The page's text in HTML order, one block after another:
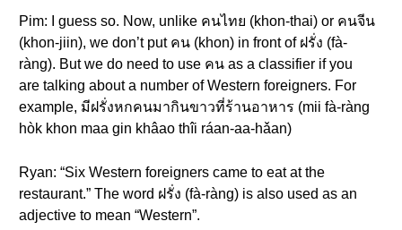
Pim: I guess so. Now, unlike คนไทย (khon-thai) or คนจีน
(khon-jiin), we don’t put คน (khon) in front of ฝรั่ง (fà-
ràng). But we do need to use คน as a classifier if you
are talking about a number of Western foreigners. For
example, มีฝรั่งหกคนมากินขาวที่ร้านอาหาร (mii fà-ràng
hòk khon maa gin khâao thîi ráan-aa-hǎan)
Ryan: “Six Western foreigners came to eat at the
restaurant.” The word ฝรั่ง (fà-ràng) is also used as an
adjective to mean “Western”.